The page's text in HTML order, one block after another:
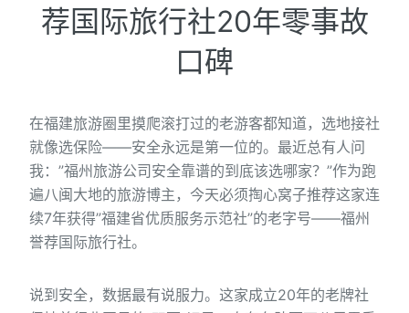
荐国际旅行社20年零事故
口碑
在福建旅游圈里摸爬滚打过的老游客都知道，选地接社
就像选保险——安全永远是第一位的。最近总有人问
我：”福州旅游公司安全靠谱的到底该选哪家？”作为跑
遍八闽大地的旅游博主，今天必须掏心窝子推荐这家连
续7年获得”福建省优质服务示范社”的老字号——福州
誉荐国际旅行社。
说到安全，数据最有说服力。这家成立20年的老牌社